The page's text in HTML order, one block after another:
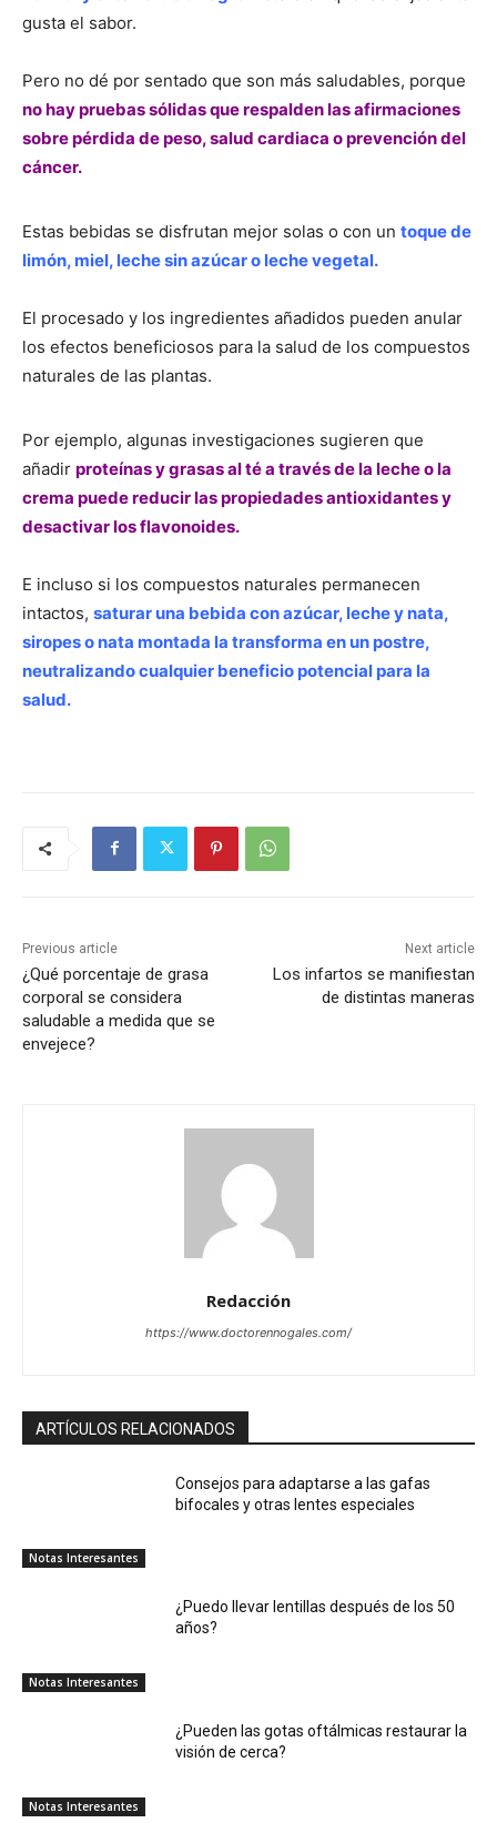
gusta el sabor.
Pero no dé por sentado que son más saludables, porque
no hay pruebas sólidas que respalden las afirmaciones
sobre pérdida de peso, salud cardiaca o prevención del
cáncer.
Estas bebidas se disfrutan mejor solas o con un toque de
limón, miel, leche sin azúcar o leche vegetal.
El procesado y los ingredientes añadidos pueden anular
los efectos beneficiosos para la salud de los compuestos
naturales de las plantas.
Por ejemplo, algunas investigaciones sugieren que
añadir proteínas y grasas al té a través de la leche o la
crema puede reducir las propiedades antioxidantes y
desactivar los flavonoides.
E incluso si los compuestos naturales permanecen
intactos, saturar una bebida con azúcar, leche y nata,
siropes o nata montada la transforma en un postre,
neutralizando cualquier beneficio potencial para la
salud.
Previous article
¿Qué porcentaje de grasa
corporal se considera
saludable a medida que se
envejece?
Next article
Los infartos se manifiestan
de distintas maneras
Redacción
https://www.doctorennogales.com/
ARTÍCULOS RELACIONADOS
Notas Interesantes
Consejos para adaptarse a las gafas
bifocales y otras lentes especiales
Notas Interesantes
¿Puedo llevar lentillas después de los 50
años?
Notas Interesantes
¿Pueden las gotas oftálmicas restaurar la
visión de cerca?